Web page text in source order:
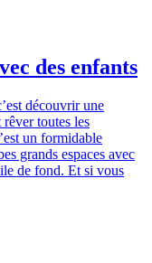
des enfants
découvrir une
toutes les
un formidable
grands espaces avec
de fond. Et si vous